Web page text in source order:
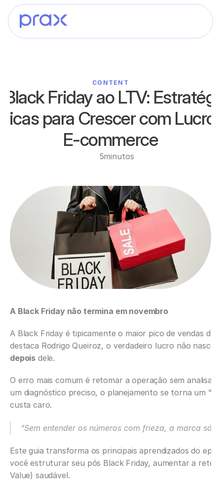
CONTENT
Black Friday ao LTV:
para Crescer com Lucro
E-commerce
5minutos
A Black Friday não termina em novembro
A Black Friday é tipicamente o maior pico de vendas do
destaca Rodrigo Queiroz, o verdadeiro lucro não nasce
depois dele.
O erro mais comum é retomar a operação sem analisar
um diagnóstico preciso, o planejamento se torna um
custa caro.
"Sem entender os números com frieza, a marca só
Este guia transforma os principais aprendizados do
você estruturar seu pós Black Friday, aumentar a
Value) saudável.